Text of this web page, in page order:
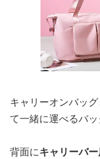
キャリーオンバッ
て一緒に運べるバッ
背面にキャリーバ